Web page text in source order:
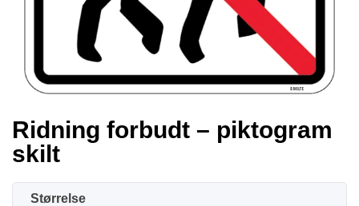
Ridning forbudt – piktogram
skilt
Størrelse